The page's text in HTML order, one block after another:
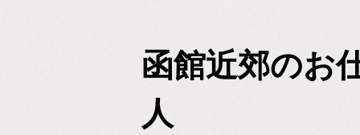
函館近郊のお
人